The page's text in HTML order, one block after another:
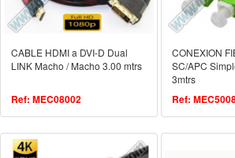
CABLE HDMI a DVI-D Dual
LINK Macho / Macho 3.00 mtrs
Ref: MEC08002
CONEXION
SC/APC
3mtrs
Ref: